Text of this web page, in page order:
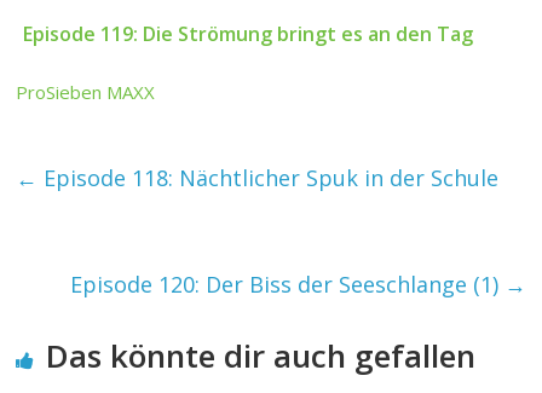
Episode 119: Die Strömung bringt es an den Tag
ProSieben MAXX
← Episode 118: Nächtlicher Spuk in der Schule
Episode 120: Der Biss der Seeschlange (1) →
Das könnte dir auch gefallen